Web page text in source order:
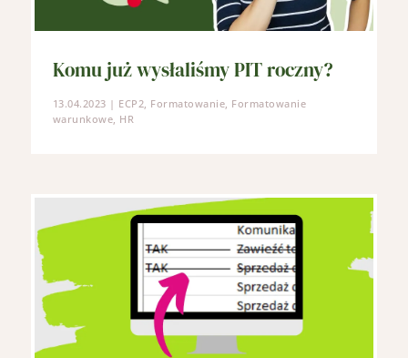
Komu już wysłaliśmy PIT roczny?
13.04.2023 | ECP2, Formatowanie, Formatowanie
warunkowe, HR